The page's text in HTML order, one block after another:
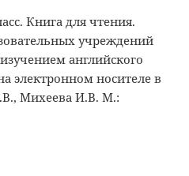
Книга для чтения.
учреждений
английского
электронном носителе в
Михеева И.В. М.: